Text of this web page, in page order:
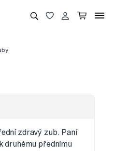
zdravý zub. Paní
druhému přednímu